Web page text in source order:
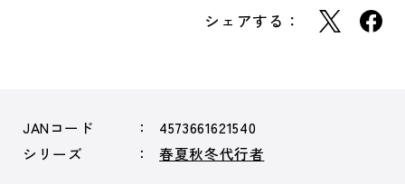
シェアする：
JANコード
4573661621540
シリーズ
春夏秋冬代行者